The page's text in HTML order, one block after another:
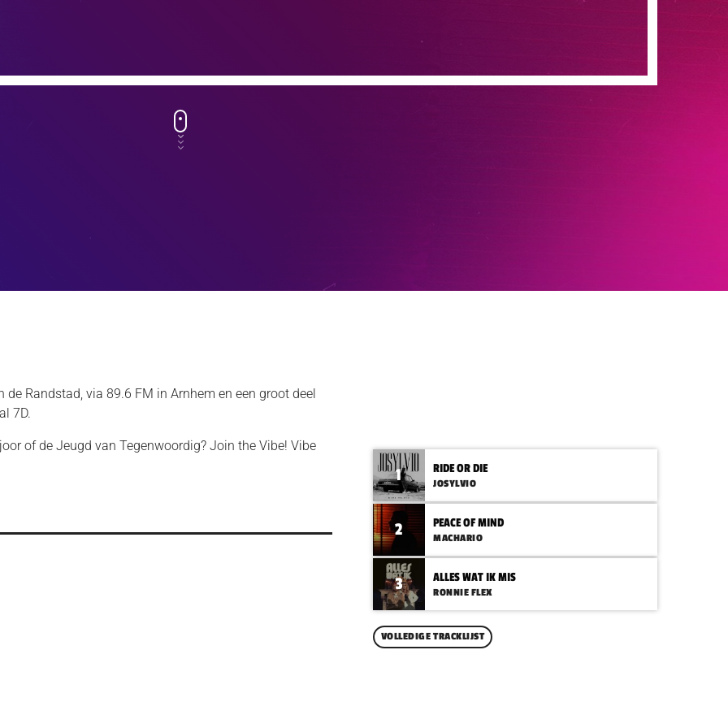
Randstad, via 89.6 FM in Arnhem en een groot deel
7D.
of de Jeugd van Tegenwoordig? Join the Vibe! Vibe
1 RIDE OR DIE
JOSYLVIO
2 PEACE OF MIND
MACHARIO
3 ALLES WAT IK MIS
RONNIE FLEX
VOLLEDIGE TRACKLIJST